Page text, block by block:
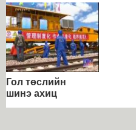
Гол төслийн
шинэ ахиц